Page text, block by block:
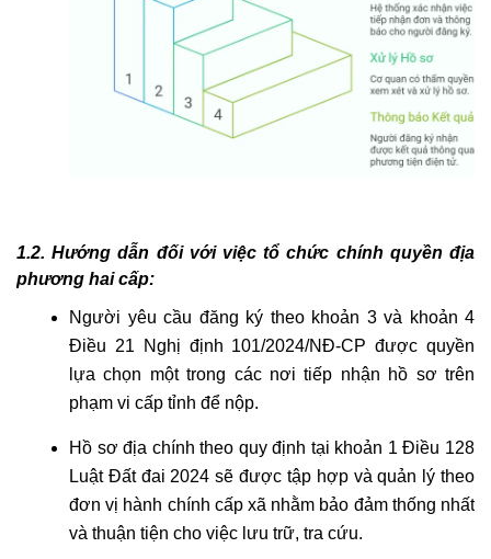
1.2. Hướng dẫn đối với việc tổ chức chính quyền địa
phương hai cấp:
Người yêu cầu đăng ký theo khoản 3 và khoản 4
Điều 21 Nghị định 101/2024/NĐ-CP được quyền
lựa chọn một trong các nơi tiếp nhận hồ sơ trên
phạm vi cấp tỉnh để nộp.
Hồ sơ địa chính theo quy định tại khoản 1 Điều 128
Luật Đất đai 2024 sẽ được tập hợp và quản lý theo
đơn vị hành chính cấp xã nhằm bảo đảm thống nhất
và thuận tiện cho việc lưu trữ, tra cứu.